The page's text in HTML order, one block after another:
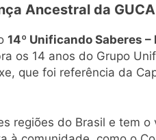
Ancestral da GUCA
14º Unificando Saberes
os 14 anos do Grupo
que foi referência da
regiões do Brasil e tem